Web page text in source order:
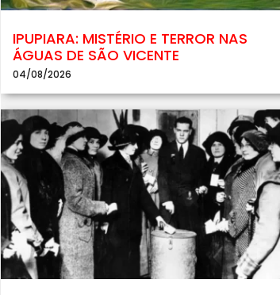
IPUPIARA: MISTÉRIO E TERROR NAS
ÁGUAS DE SÃO VICENTE
04/08/2026